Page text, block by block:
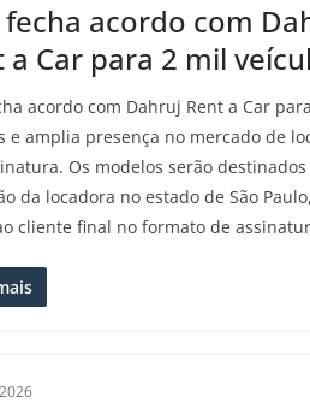
fecha acordo com
a Car para 2 mil
acordo com Dahruj Rent a Car
e amplia presença no mercado de
Os modelos serão destinados
da locadora no estado de São
cliente final no formato de